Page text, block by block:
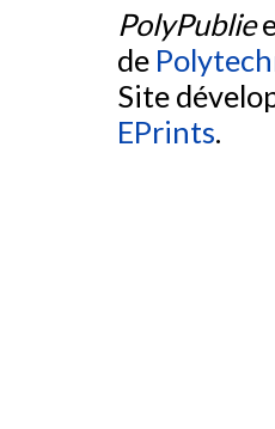
PolyPublie
de
Site
EPrints.